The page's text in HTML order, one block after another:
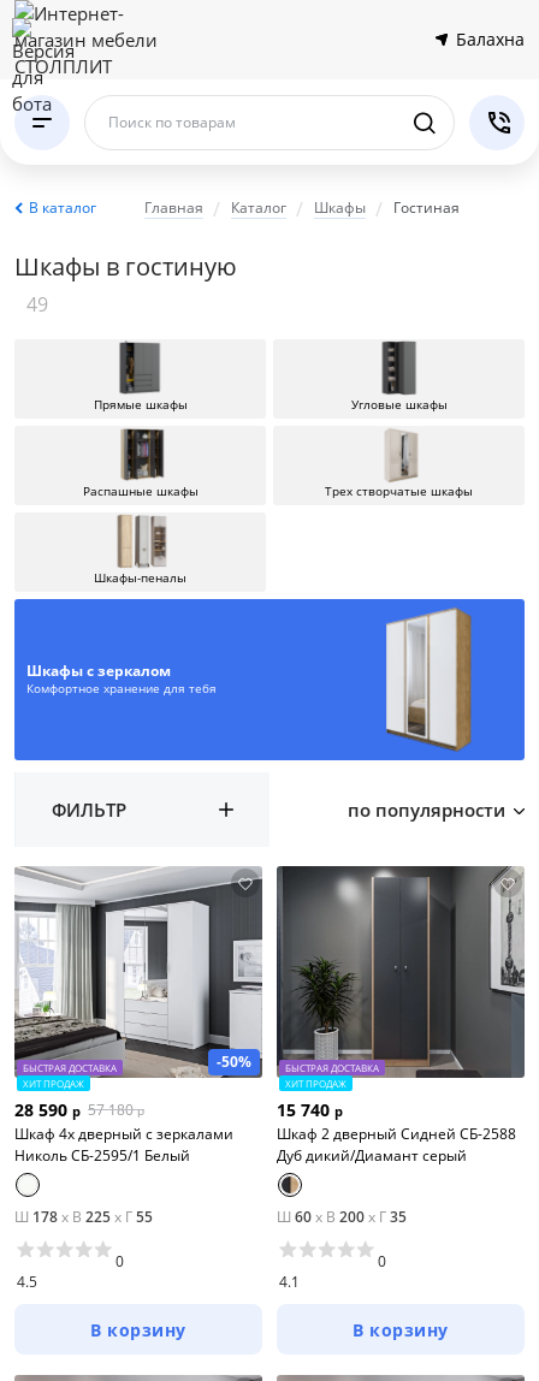
Балахна
Поиск по товарам
В каталог Главная Каталог Шкафы Гостиная
Шкафы в гостиную
49
ФИЛЬТР по популярности
Прямые шкафы Угловые шкафы
Распашные шкафы Трех створчатые шкафы
Шкафы-пеналы
Шкафы с зеркалом
Комфортное хранение для тебя
-50%
БЫСТРАЯ ДОСТАВКА
ХИТ ПРОДАЖ
28 590 р 57 180 р
Шкаф 4х дверный с зеркалами
Николь СБ-2595/1 Белый
Ш 178x В 225x Г55
4.5
0
В корзину
БЫСТРАЯ ДОСТАВКА
ХИТ ПРОДАЖ
15 740 р
Шкаф 2 дверный Сидней СБ-2588
Дуб дикий/Диамант серый
Ш 60x В 200x Г35
4.1
0
В корзину